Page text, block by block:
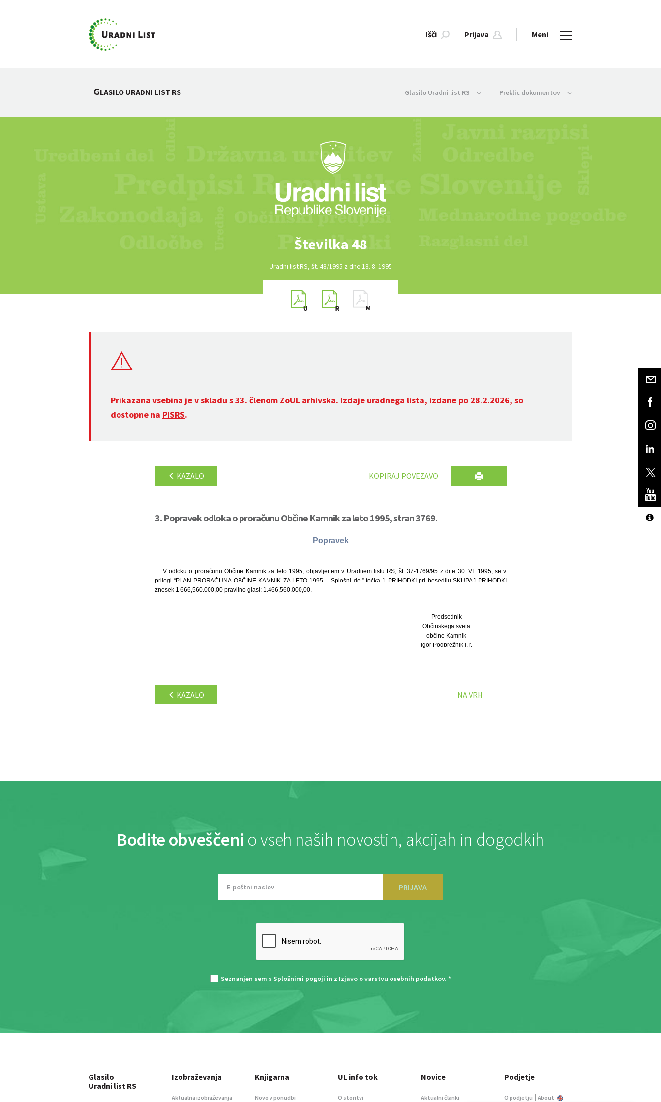
Išči Prijava Meni
GLASILO URADNI LIST RS Glasilo Uradni list RS Preklic dokumentov
Številka 48
Uradni list RS, št. 48/1995 z dne 18. 8. 1995
Prikazana vsebina je v skladu s 33. členom ZoUL arhivska. Izdaje uradnega lista, izdane po 28.2.2026, so
dostopne na PISRS.
KAZALO KOPIRAJ POVEZAVO
3. Popravek odloka o proračunu Občine Kamnik za leto 1995, stran 3769.
Popravek
V odloku o proračunu Občine Kamnik za leto 1995, objavljenem v Uradnem listu RS, št. 37-1769/95 z dne 30. VI. 1995, se v
prilogi “PLAN PRORAČUNA OBČINE KAMNIK ZA LETO 1995 – Splošni del” točka 1 PRIHODKI pri besedilu SKUPAJ PRIHODKI
znesek 1.666,560.000,00 pravilno glasi: 1.466,560.000,00.
Predsednik
Občinskega sveta
občine Kamnik
Igor Podbrežnik l. r.
KAZALO NA VRH
Bodite obveščeni o vseh naših novostih, akcijah in dogodkih
PRIJAVA
Seznanjen sem s Splošnimi pogoji in z Izjavo o varstvu osebnih podatkov. *
Glasilo
Uradni list RS
Izobraževanja
Aktualna izobraževanja
Knjigarna
Novo v ponudbi
UL info tok
O storitvi
Novice
Aktualni članki
Podjetje
O podjetju | About